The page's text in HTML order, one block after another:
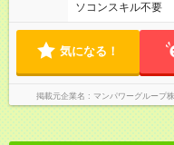
ソコンスキル不要
気になる！
掲載元企業名 マンパワーグループ